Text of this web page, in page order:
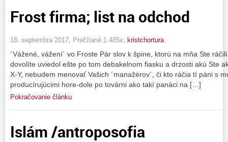
Frost firma; list na odchod
18. septembra 2017, Prečítané 1 485x, kristchortura
´Vážené, vážení´ vo Froste Pár slov k špine, ktorú na mňa Ste
dovolíte uviedol ešte po tom debakelnom fiasku a drzosti akú Ste
X-Y, nebudem menovať Vašich ´manažérov´, či kto ráčia tí páni s
producírujúcimi hore-dole po továrni ako takí panáci na […]
Pokračovanie článku
Islám /antroposofia